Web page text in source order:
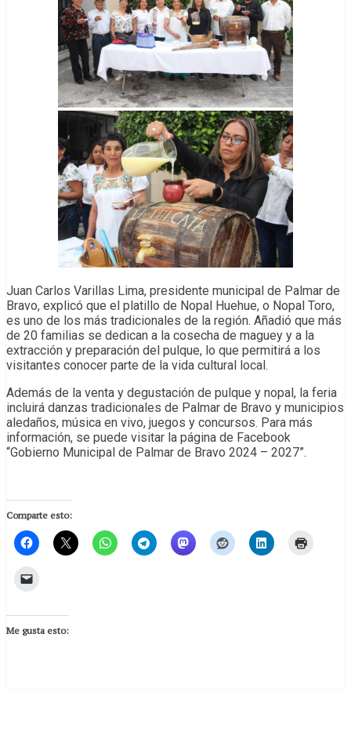
Juan Carlos Varillas Lima, presidente municipal de Palmar de
Bravo, explicó que el platillo de Nopal Huehue, o Nopal Toro,
es uno de los más tradicionales de la región. Añadió que más
de 20 familias se dedican a la cosecha de maguey y a la
extracción y preparación del pulque, lo que permitirá a los
visitantes conocer parte de la vida cultural local.
Además de la venta y degustación de pulque y nopal, la feria
incluirá danzas tradicionales de Palmar de Bravo y municipios
aledaños, música en vivo, juegos y concursos. Para más
información, se puede visitar la página de Facebook
“Gobierno Municipal de Palmar de Bravo 2024 – 2027”.
Comparte esto:
Me gusta esto: